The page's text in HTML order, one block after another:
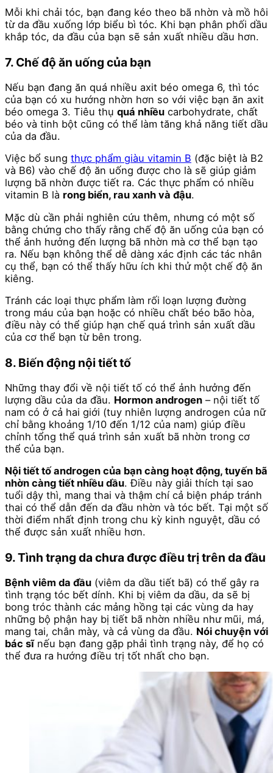
Mỗi khi chải tóc, bạn đang kéo theo bã nhờn và mồ hôi
từ da đầu xuống lớp biểu bì tóc. Khi bạn phân phối dầu
khắp tóc, da đầu của bạn sẽ sản xuất nhiều dầu hơn.
7. Chế độ ăn uống của bạn
Nếu bạn đang ăn quá nhiều axit béo omega 6, thì tóc
của bạn có xu hướng nhờn hơn so với việc bạn ăn axit
béo omega 3. Tiêu thụ quá nhiều carbohydrate, chất
béo và tinh bột cũng có thể làm tăng khả năng tiết dầu
của da đầu.
Việc bổ sung thực phẩm giàu vitamin B (đặc biệt là B2
và B6) vào chế độ ăn uống được cho là sẽ giúp giảm
lượng bã nhờn được tiết ra. Các thực phẩm có nhiều
vitamin B là rong biển, rau xanh và đậu.
Mặc dù cần phải nghiên cứu thêm, nhưng có một số
bằng chứng cho thấy rằng chế độ ăn uống của bạn có
thể ảnh hưởng đến lượng bã nhờn mà cơ thể bạn tạo
ra. Nếu bạn không thể dễ dàng xác định các tác nhân
cụ thể, bạn có thể thấy hữu ích khi thử một chế độ ăn
kiêng.
Tránh các loại thực phẩm làm rối loạn lượng đường
trong máu của bạn hoặc có nhiều chất béo bão hòa,
điều này có thể giúp hạn chế quá trình sản xuất dầu
của cơ thể bạn từ bên trong.
8. Biến động nội tiết tố
Những thay đổi về nội tiết tố có thể ảnh hưởng đến
lượng dầu của da đầu. Hormon androgen – nội tiết tố
nam có ở cả hai giới (tuy nhiên lượng androgen của nữ
chỉ bằng khoảng 1/10 đến 1/12 của nam) giúp điều
chỉnh tổng thể quá trình sản xuất bã nhờn trong cơ
thể của bạn.
Nội tiết tố androgen của bạn càng hoạt động, tuyến bã
nhờn càng tiết nhiều dầu. Điều này giải thích tại sao
tuổi dậy thì, mang thai và thậm chí cả biện pháp tránh
thai có thể dẫn đến da đầu nhờn và tóc bết. Tại một số
thời điểm nhất định trong chu kỳ kinh nguyệt, dầu có
thể được sản xuất nhiều hơn.
9. Tình trạng da chưa được điều trị trên da đầu
Bệnh viêm da đầu (viêm da dầu tiết bã) có thể gây ra
tình trạng tóc bết dính. Khi bị viêm da dầu, da sẽ bị
bong tróc thành các mảng hồng tại các vùng da hay
những bộ phận hay bị tiết bã nhờn nhiều như mũi, má,
mang tai, chân mày, và cả vùng da đầu. Nói chuyện với
bác sĩnếu bạn đang gặp phải tình trạng này, để họ có
thể đưa ra hướng điều trị tốt nhất cho bạn.